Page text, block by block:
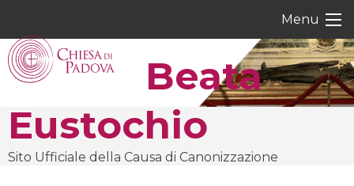
content
Menu
Beata
Eustochio
Sito Ufficiale della Causa di Canonizzazione